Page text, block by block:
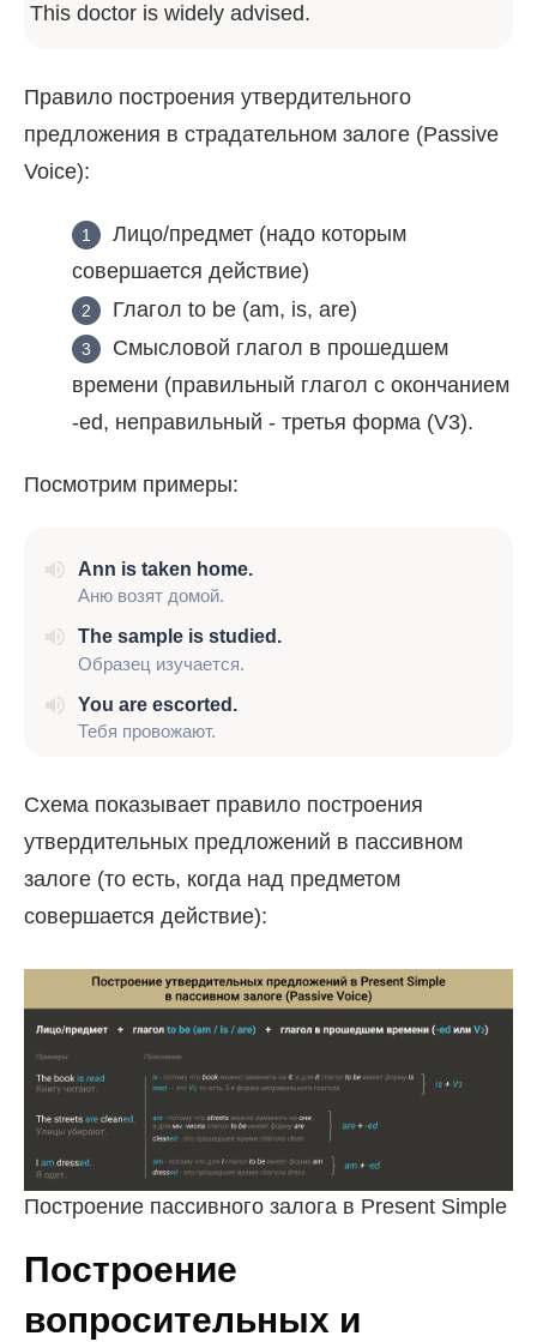
This doctor is widely advised.
Правило построения утвердительного
предложения в страдательном залоге (Passive
Voice):
Лицо/предмет (надо которым
совершается действие)
Глагол to be (am, is, are)
Смысловой глагол в прошедшем
времени (правильный глагол с окончанием
-ed, неправильный - третья форма (V3).
Посмотрим примеры:
Ann is taken home.
Аню возят домой.
The sample is studied.
Образец изучается.
You are escorted.
Тебя провожают.
Cхема показывает правило построения
утвердительных предложений в пассивном
залоге (то есть, когда над предметом
совершается действие):
Построение пассивного залога в Present Simple
Построение
вопросительных и